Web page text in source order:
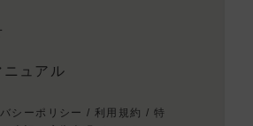
ュアル
シーポリシー / 利用規約 / 特